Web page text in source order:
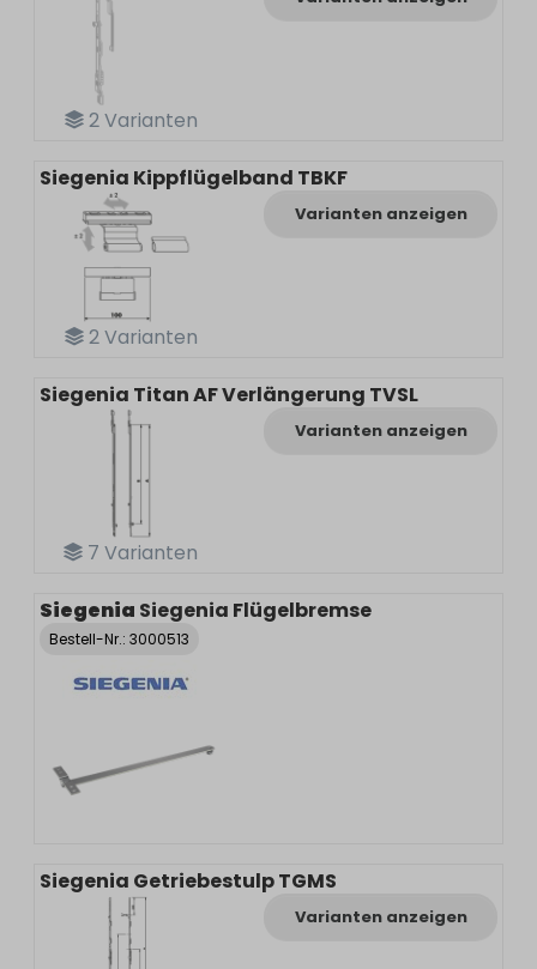
2Varianten
2Varianten
Siegenia Kippflügelband TBKF
Varianten anzeigen
7 Varianten
Siegenia Titan AF Verlängerung TVSL
Varianten anzeigen
Siegenia Siegenia Flügelbremse
Bestell-Nr.: 3000513
Siegenia Getriebestulp TGMS
Varianten anzeigen